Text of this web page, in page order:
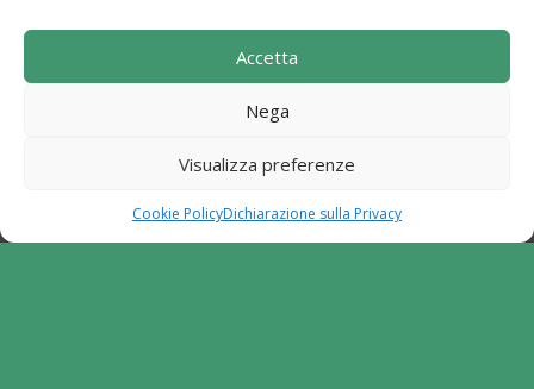
Accetta
Nega
Visualizza preferenze
Cookie PolicyDichiarazione sulla Privacy
Sito realizzato con i fondi del "Gruppo di Azione
Locale I Sentieri del Buon Vivere s.c. a r.l.".
Programma di Sviluppo Rurale per la Campania
2014-2020. Misura 19 - Sviluppo Locale di tipo
6.2.1. Aiuto all'avviamento d'impresa per attività